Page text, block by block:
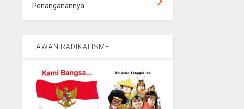
Penanganannya
LAWAN RADIKALISME